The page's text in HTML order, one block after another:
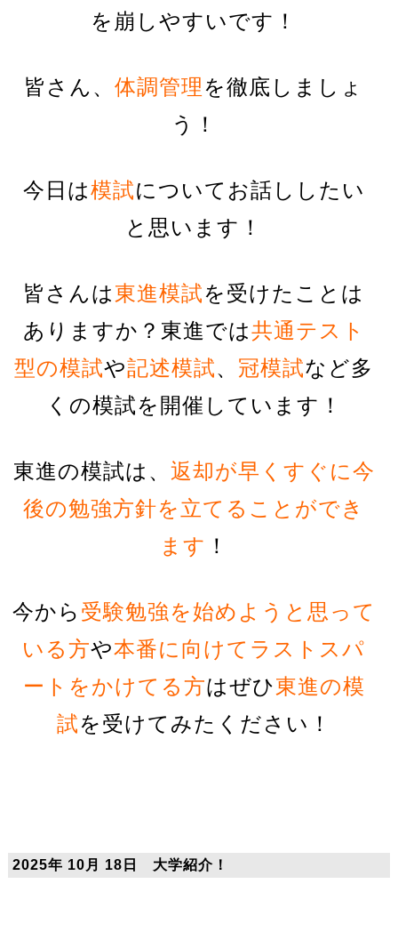
を崩しやすいです！
皆さん、体調管理を徹底しましょ
う！
今日は模試についてお話ししたい
と思います！
皆さんは東進模試を受けたことは
ありますか？東進では共通テスト
型の模試や記述模試、 冠模試など多
くの模試を開催しています！
東進の模試は、 返却が早くすぐに今
後の勉強方針を立てることができ
ます ！
今から 受験勉強を始めようと思って
いる方や本番に向けてラストスパ
ートをかけてる方はぜひ東進の模
試を受けてみたください！
2025年 10月 18日 大学紹介！